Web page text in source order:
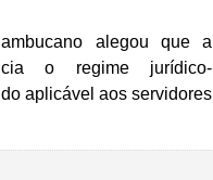
alegou que a
o regime jurídico-
aplicável aos servidores